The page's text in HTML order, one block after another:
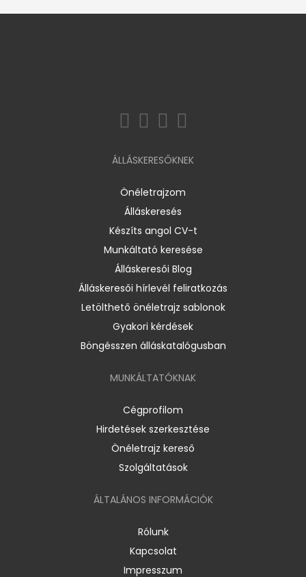
ÁLLÁSKERESŐKNEK
Önéletrajzom
Álláskeresés
Készíts angol CV-t
Munkáltató keresése
Álláskeresői Blog
Álláskeresői hírlevél feliratkozás
Letölthető önéletrajz sablonok
Gyakori kérdések
Böngésszen álláskatalógusban
MUNKÁLTATÓKNAK
Cégprofilom
Hirdetések szerkesztése
Önéletrajz kereső
Szolgáltatások
ÁLTALÁNOS INFORMÁCIÓK
Rólunk
Kapcsolat
Impresszum